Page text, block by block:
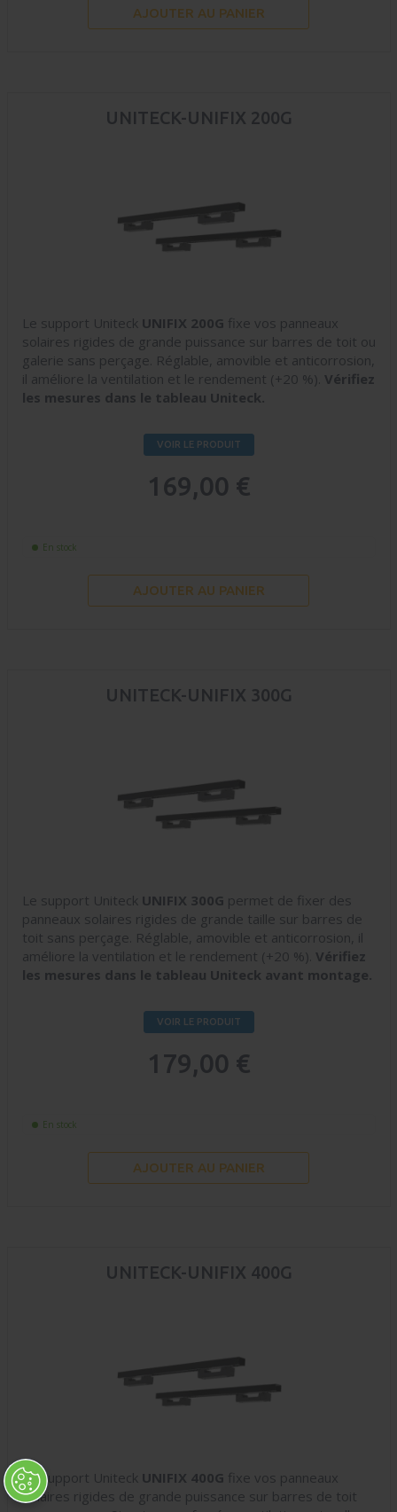
AJOUTER AU PANIER
UNITECK-UNIFIX 200G
Le support Uniteck UNIFIX 200G fixe vos panneaux
solaires rigides de grande puissance sur barres de toit ou
galerie sans perçage. Réglable, amovible et anticorrosion,
il améliore la ventilation et le rendement (+20 %). Vérifiez
les mesures dans le tableau Uniteck.
VOIR LE PRODUIT
169,00 €
En stock
AJOUTER AU PANIER
UNITECK-UNIFIX 300G
Le support Uniteck UNIFIX 300G permet de fixer des
panneaux solaires rigides de grande taille sur barres de
toit sans perçage. Réglable, amovible et anticorrosion, il
améliore la ventilation et le rendement (+20 %). Vérifiez
les mesures dans le tableau Uniteck avant montage.
VOIR LE PRODUIT
179,00 €
En stock
AJOUTER AU PANIER
UNITECK-UNIFIX 400G
Le support Uniteck UNIFIX 400G fixe vos panneaux
solaires rigides de grande puissance sur barres de toit